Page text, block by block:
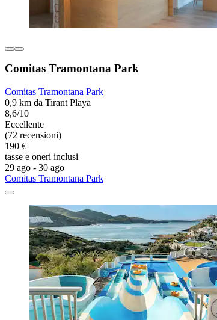
Comitas Tramontana Park
Comitas Tramontana Park
0,9 km da Tirant Playa
8,6/10
Eccellente
(72 recensioni)
190 €
tasse e oneri inclusi
29 ago - 30 ago
Comitas Tramontana Park